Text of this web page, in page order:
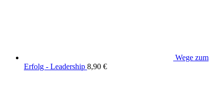
Wege zum
Erfolg - Leadership 8,90 €